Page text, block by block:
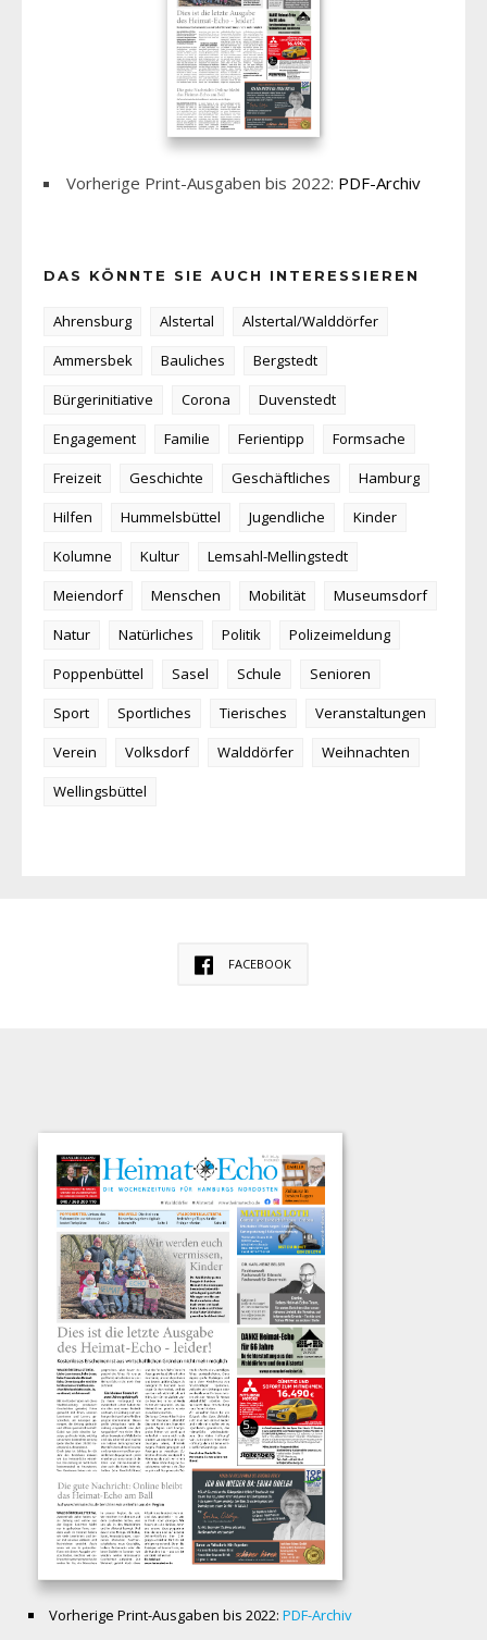
Vorherige Print-Ausgaben bis 2022: PDF-Archiv
DAS KÖNNTE SIE AUCH INTERESSIEREN
Ahrensburg Alstertal
Alstertal/Walddörfer
Ammersbek
Bauliches
Bergstedt
Bürgerinitiative
Corona
Duvenstedt
Engagement
Familie Ferientipp
Formsache
Freizeit
Geschichte Geschäftliches
Hamburg
Hilfen
Hummelsbüttel Jugendliche
Kinder
Kolumne
Kultur
Lemsahl-Mellingstedt
Meiendorf
Menschen Mobilität
Museumsdorf
Natur
Natürliches Politik
Polizeimeldung
Poppenbüttel
Sasel Schule
Senioren
Sport
Sportliches Tierisches
Veranstaltungen
Verein
Volksdorf Walddörfer
Weihnachten
Wellingsbüttel
FACEBOOK
Vorherige Print-Ausgaben bis 2022: PDF-Archiv